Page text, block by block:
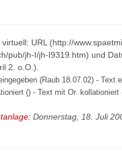
virtuell: URL (http://
pub/jh-I/jh-I9319.htm) und
2. o.O.).
(Raub 18.07.02) - Text
() - Text mit Or.
Donnerstag, 18. Juli